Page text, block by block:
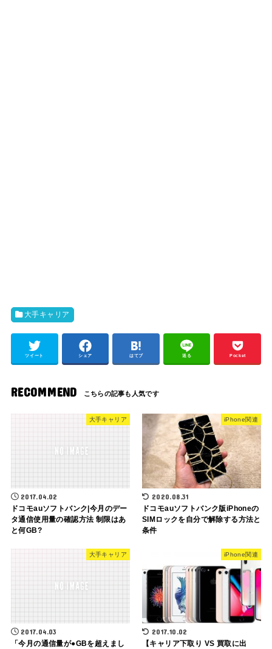
大手キャリア
ツイート シェア はてブ 送る Pocket
RECOMMEND
大手キャリア
2017.04.02
ドコモauソフトバンク|今月のデー
タ通信使用量の確認方法 制限はあ
と何GB?
iPhone関連
2020.08.31
ドコモauソフトバンク版iPhoneの
SIMロックを自分で解除する方法と
条件
大手キャリア
2017.04.03
「今月の通信量が●GBを超えまし
iPhone関連
2017.10.02
【キャリア下取り VS 買取に出